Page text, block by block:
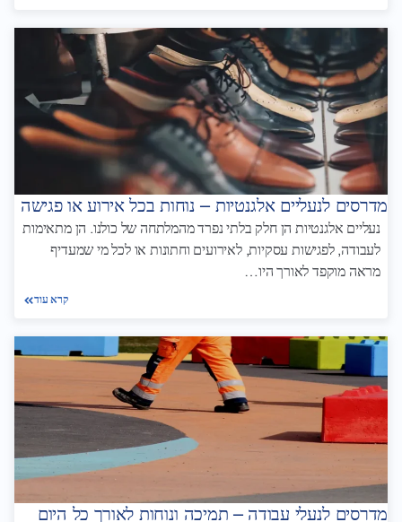
מדרסים לנעליים אלגנטיות – נוחות בכל אירוע או פגישה
נעליים אלגנטיות הן חלק בלתי נפרד מהמלתחה של כולנו. הן מתאימות
לעבודה, לפגישות עסקיות, לאירועים וחתונות או לכל מי שמעדיף
מראה מוקפד לאורך היו…
קרא עוד
מדרסים לנעלי עבודה – תמיכה ונוחות לאורך כל היום